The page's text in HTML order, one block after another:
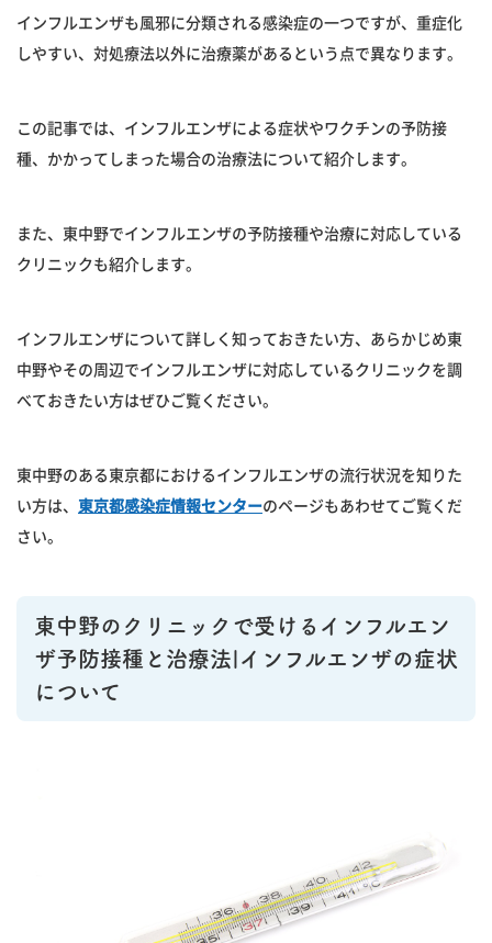
インフルエンザも風邪に分類される感染症の一つですが、重症化
しやすい、対処療法以外に治療薬があるという点で異なります。
この記事では、インフルエンザによる症状やワクチンの予防接
種、かかってしまった場合の治療法について紹介します。
また、東中野でインフルエンザの予防接種や治療に対応している
クリニックも紹介します。
インフルエンザについて詳しく知っておきたい方、あらかじめ東
中野やその周辺でインフルエンザに対応しているクリニックを調
べておきたい方はぜひご覧ください。
東中野のある東京都におけるインフルエンザの流行状況を知りた
い方は、 東京都感染症情報センターのページもあわせてご覧くだ
さい。
東中野のクリニックで受けるインフルエン
ザ予防接種と治療法|インフルエンザの症状
について